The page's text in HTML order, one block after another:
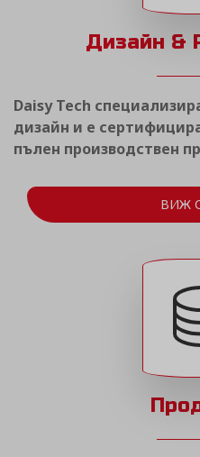
Дизайн &
Daisy Tech
дизайн и е
пълен производствен
ВИЖ